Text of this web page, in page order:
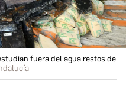
fuera del agua restos de